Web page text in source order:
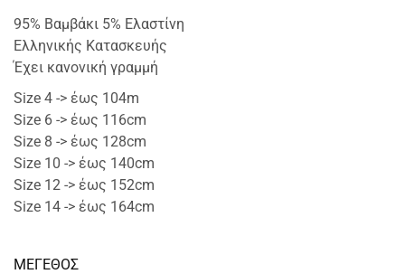
95% Βαμβάκι 5% Ελαστίνη
Ελληνικής Κατασκευής
Έχει κανονική γραμμή
Size 4 -> έως 104m
Size 6 -> έως 116cm
Size 8 -> έως 128cm
Size 10 -> έως 140cm
Size 12 -> έως 152cm
Size 14 -> έως 164cm
ΜΕΓΕΘΟΣ